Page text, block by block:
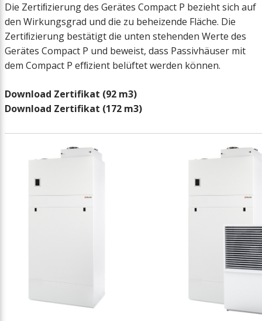
Sockelrahmen
Siphon
Die Zertiﬁzierung des Gerätes Compact P bezieht sich auf
den Wirkungsgrad und die zu beheizende Fläche. Die
Zertiﬁzierung bestätigt die unten stehenden Werte des
Gerätes Compact P und beweist, dass Passivhäuser mit
dem Compact P efﬁzient belüftet werden können.
Download Zertifikat (92 m3)
Download Zertifikat (172 m3)